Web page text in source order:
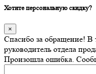
Хотите персональную скидку?
×
Спасибо за обращение! В
руководитель отдела
Произошла ошибка.